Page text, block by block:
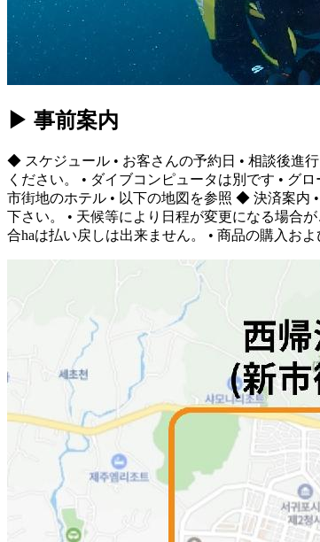
▶ 事前案内
◆ スケジュール • お客さんの予約日 • 相談後進
ください。 • ダイブコンピュータは別です • グ
市街地のホテル • 以下の地図を参照 ◆ 決済案内
下さい。 • 天候等により日程が変更になる場合
合haは払い戻しは出来ません。 • 商品の購入お